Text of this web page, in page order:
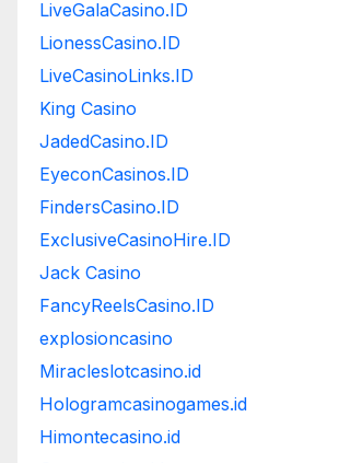
LiveGalaCasino.ID
LionessCasino.ID
LiveCasinoLinks.ID
King Casino
JadedCasino.ID
EyeconCasinos.ID
FindersCasino.ID
ExclusiveCasinoHire.ID
Jack Casino
FancyReelsCasino.ID
explosioncasino
Miracleslotcasino.id
Hologramcasinogames.id
Himontecasino.id